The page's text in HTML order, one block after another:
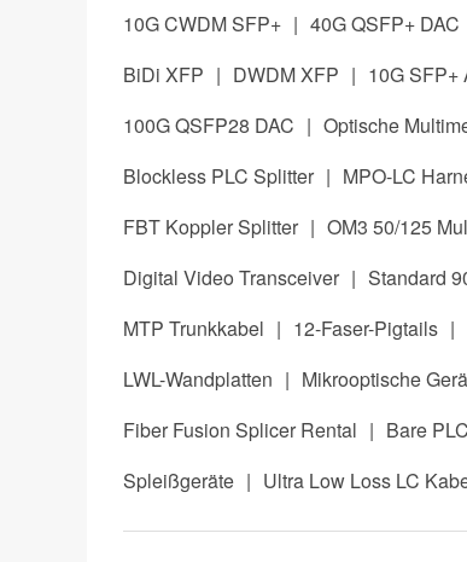
10G CWDM SFP+ | 40G QSFP+ DAC
BiDi XFP | DWDM XFP | 10G SFP+
100G QSFP28 DAC | Optische
Blockless PLC Splitter | MPO-LC
FBT Koppler Splitter | OM3 50/125
Digital Video Transceiver | Standard
MTP Trunkkabel | 12-Faser-Pigtails |
LWL-Wandplatten | Mikrooptische
Fiber Fusion Splicer Rental | Bare
Spleißgeräte | Ultra Low Loss LC